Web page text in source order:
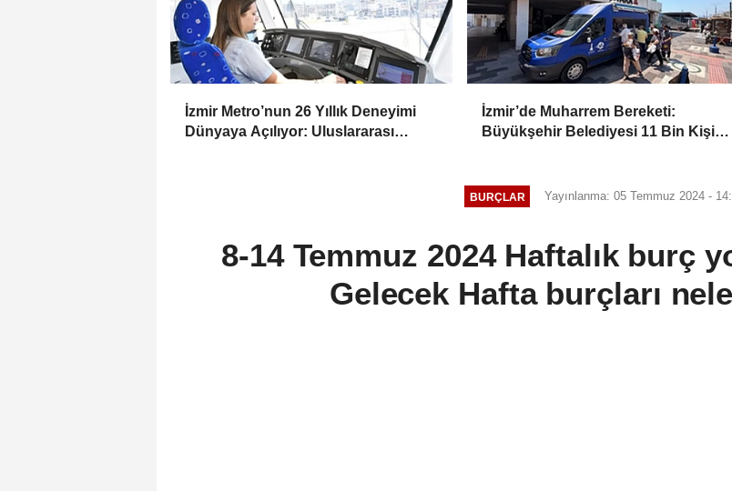
İzmir Metro’nun 26 Yıllık Deneyimi
Dünyaya Açılıyor: Uluslararası
İzmir’de Muharrem Bereketi:
Büyükşehir Belediyesi 11 Bin Kişiye
BURÇLAR Yayınlanma: 05 Temmuz 2024 -
8-14 Temmuz 2024 Haftalık burç
Gelecek Hafta burçları